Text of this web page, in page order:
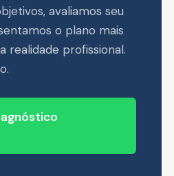
avaliamos seu
o plano mais
realidade profissional.